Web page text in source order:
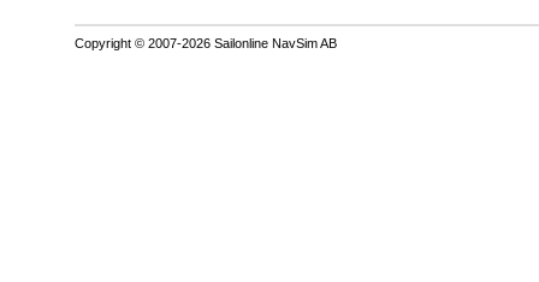
Copyright © 2007-2026 Sailonline NavSim AB